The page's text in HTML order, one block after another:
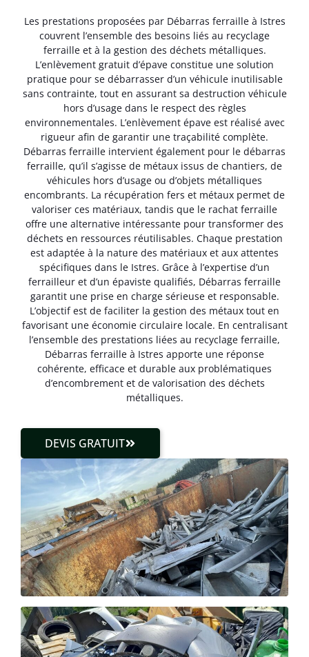
Les prestations proposées par Débarras ferraille à Istres
couvrent l’ensemble des besoins liés au recyclage
ferraille et à la gestion des déchets métalliques.
L’enlèvement gratuit d’épave constitue une solution
pratique pour se débarrasser d’un véhicule inutilisable
sans contrainte, tout en assurant sa destruction véhicule
hors d’usage dans le respect des règles
environnementales. L’enlèvement épave est réalisé avec
rigueur afin de garantir une traçabilité complète.
Débarras ferraille intervient également pour le débarras
ferraille, qu’il s’agisse de métaux issus de chantiers, de
véhicules hors d’usage ou d’objets métalliques
encombrants. La récupération fers et métaux permet de
valoriser ces matériaux, tandis que le rachat ferraille
offre une alternative intéressante pour transformer des
déchets en ressources réutilisables. Chaque prestation
est adaptée à la nature des matériaux et aux attentes
spécifiques dans le Istres. Grâce à l’expertise d’un
ferrailleur et d’un épaviste qualifiés, Débarras ferraille
garantit une prise en charge sérieuse et responsable.
L’objectif est de faciliter la gestion des métaux tout en
favorisant une économie circulaire locale. En centralisant
l’ensemble des prestations liées au recyclage ferraille,
Débarras ferraille à Istres apporte une réponse
cohérente, efficace et durable aux problématiques
d’encombrement et de valorisation des déchets
métalliques.
DEVIS GRATUIT